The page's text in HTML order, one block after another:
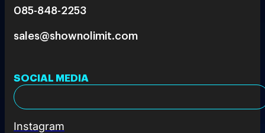
085-848-2253
sales@shownolimit.com
SOCIAL MEDIA
Instagram